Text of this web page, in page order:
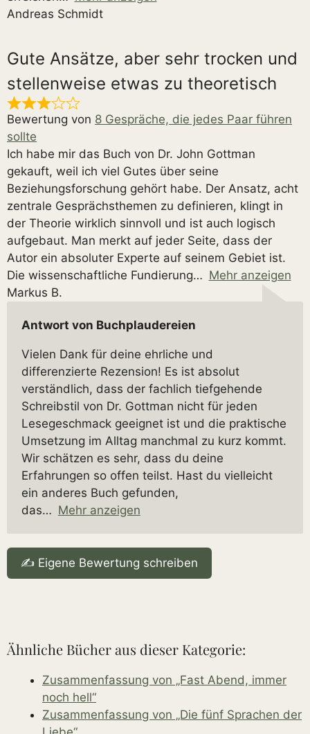
Andreas Schmidt
Gute Ansätze, aber sehr trocken und
stellenweise etwas zu theoretisch
Bewertung von 8 Gespräche, die jedes Paar führen
sollte
Ich habe mir das Buch von Dr. John Gottman
gekauft, weil ich viel Gutes über seine
Beziehungsforschung gehört habe. Der Ansatz, acht
zentrale Gesprächsthemen zu definieren, klingt in
der Theorie wirklich sinnvoll und ist auch logisch
aufgebaut. Man merkt auf jeder Seite, dass der
Autor ein absoluter Experte auf seinem Gebiet ist.
Die wissenschaftliche Fundierung
Mehr anzeigen
Markus B.
Antwort von Buchplaudereien
Vielen Dank für deine ehrliche und
differenzierte Rezension! Es ist absolut
verständlich, dass der fachlich tiefgehende
Schreibstil von Dr. Gottman nicht für jeden
Lesegeschmack geeignet ist und die praktische
Umsetzung im Alltag manchmal zu kurz kommt.
Wir schätzen es sehr, dass du deine
Erfahrungen so offen teilst. Hast du vielleicht
ein anderes Buch gefunden,
das
Mehr anzeigen
✍️ Eigene Bewertung schreiben
Ähnliche Bücher aus dieser Kategorie:
Zusammenfassung von „Fast Abend, immer
noch hell“
Zusammenfassung von „Die fünf Sprachen der